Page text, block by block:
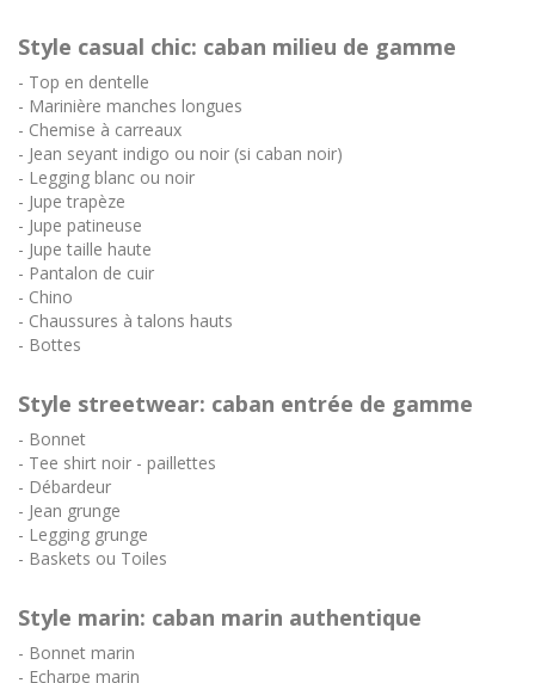
Style casual chic: caban milieu de gamme
- Top en dentelle
- Marinière manches longues
- Chemise à carreaux
- Jean seyant indigo ou noir (si caban noir)
- Legging blanc ou noir
- Jupe trapèze
- Jupe patineuse
- Jupe taille haute
- Pantalon de cuir
- Chino
- Chaussures à talons hauts
- Bottes
Style streetwear: caban entrée de gamme
- Bonnet
- Tee shirt noir - paillettes
- Débardeur
- Jean grunge
- Legging grunge
- Baskets ou Toiles
Style marin: caban marin authentique
- Bonnet marin
- Echarpe marin